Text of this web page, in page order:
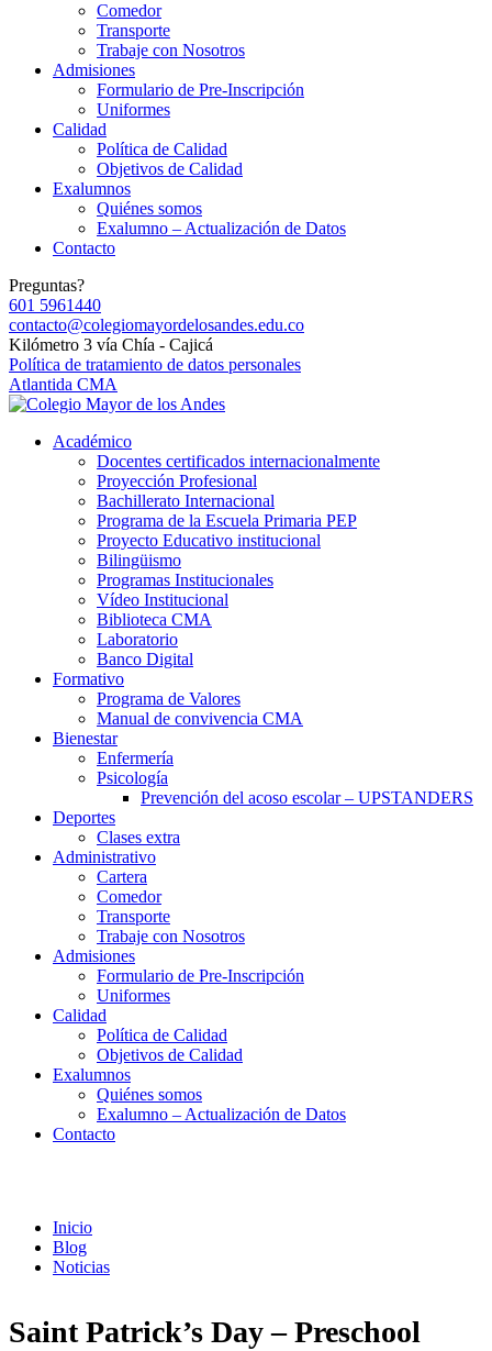
Comedor
Transporte
Trabaje con Nosotros
Admisiones
Formulario de Pre-Inscripción
Uniformes
Calidad
Política de Calidad
Objetivos de Calidad
Exalumnos
Quiénes somos
Exalumno – Actualización de Datos
Contacto
Preguntas?
601 5961440
contacto@colegiomayordelosandes.edu.co
Kilómetro 3 vía Chía - Cajicá
Política de tratamiento de datos personales
Atlantida CMA
Académico
Docentes certificados internacionalmente
Proyección Profesional
Bachillerato Internacional
Programa de la Escuela Primaria PEP
Proyecto Educativo institucional
Bilingüismo
Programas Institucionales
Vídeo Institucional
Biblioteca CMA
Laboratorio
Banco Digital
Formativo
Programa de Valores
Manual de convivencia CMA
Bienestar
Enfermería
Psicología
Prevención del acoso escolar – UPSTANDERS
Deportes
Clases extra
Administrativo
Cartera
Comedor
Transporte
Trabaje con Nosotros
Admisiones
Formulario de Pre-Inscripción
Uniformes
Calidad
Política de Calidad
Objetivos de Calidad
Exalumnos
Quiénes somos
Exalumno – Actualización de Datos
Contacto
Inicio
Blog
Noticias
Saint Patrick’s Day – Preschool